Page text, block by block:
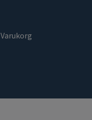
Varukorg